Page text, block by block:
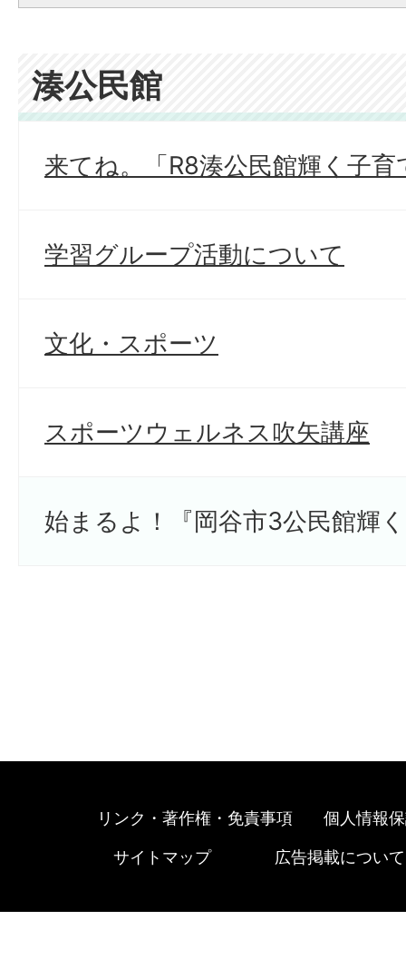
湊公民館
来てね。「R8湊公民館輝く子育
学習グループ活動について
文化・スポーツ
スポーツウェルネス吹矢講座
始まるよ！『岡谷市3公民館輝
リンク・著作権・免責事項 個人情報
サイトマップ 広告掲載について